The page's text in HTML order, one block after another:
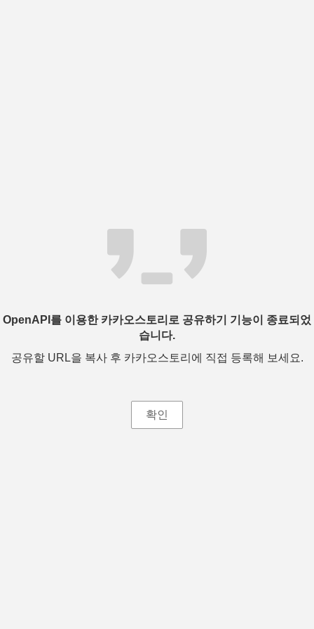
OpenAPI를 이용한 카카오스토리로 공유하기 기능이 종료되었
습니다.
공유할 URL을 복사 후 카카오스토리에 직접 등록해 보세요.
확인